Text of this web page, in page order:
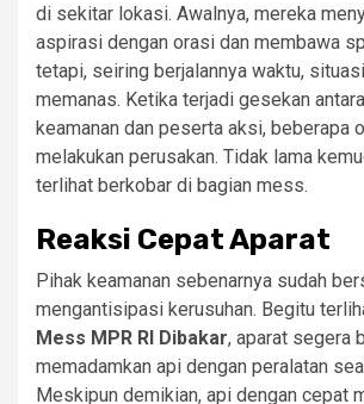
di sekitar lokasi. Awalnya, mereka
aspirasi dengan orasi dan membawa
tetapi, seiring berjalannya waktu,
memanas. Ketika terjadi gesekan
keamanan dan peserta aksi, beberapa
melakukan perusakan. Tidak lama
terlihat berkobar di bagian mess.
Reaksi Cepat Aparat
Pihak keamanan sebenarnya sudah
mengantisipasi kerusuhan. Begitu
Mess MPR RI Dibakar, aparat segera
memadamkan api dengan peralatan
Meskipun demikian, api dengan cepat